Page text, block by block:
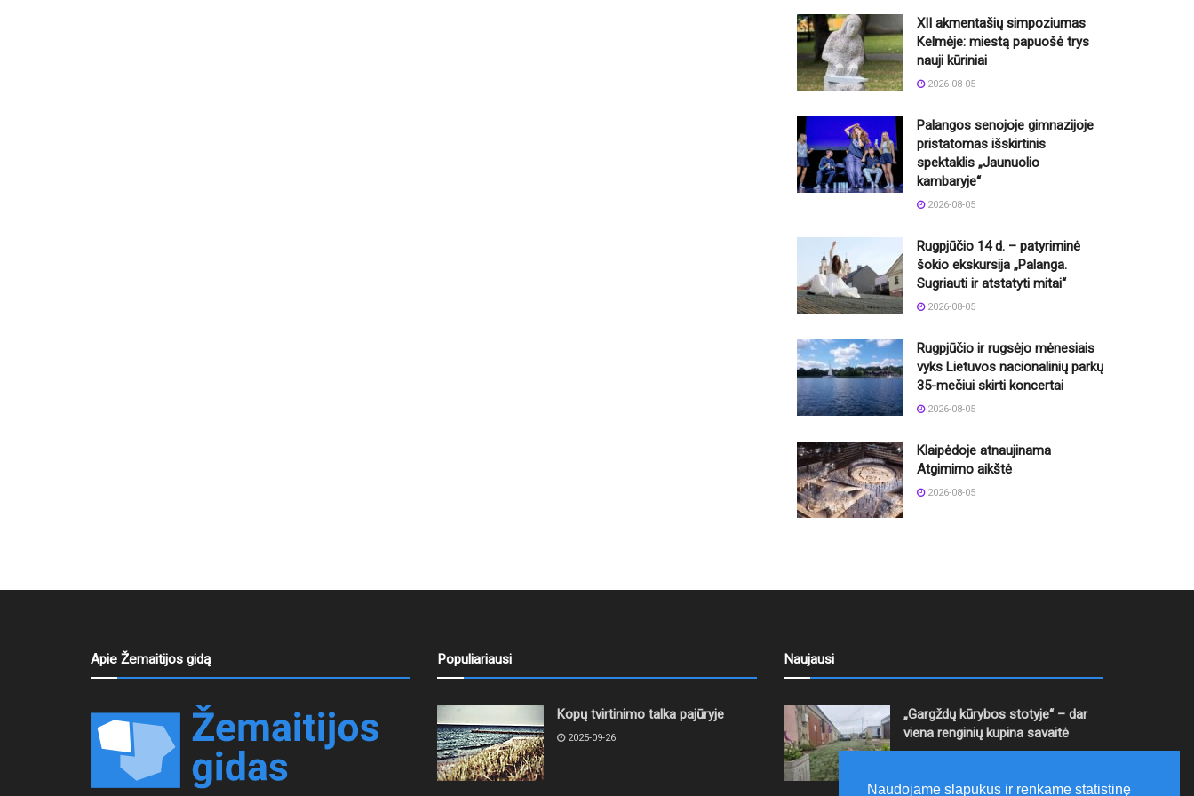
XII akmentašių simpoziumas
Kelmėje: miestą papuošė trys
nauji kūriniai
2026-08-05
Palangos senojoje gimnazijoje
pristatomas išskirtinis
spektaklis „Jaunuolio
kambaryje“
2026-08-05
Rugpjūčio 14 d. – patyriminė
šokio ekskursija „Palanga.
Sugriauti ir atstatyti mitai“
2026-08-05
Rugpjūčio ir rugsėjo mėnesiais
vyks Lietuvos nacionalinių parkų
35-mečiui skirti koncertai
2026-08-05
Klaipėdoje atnaujinama
Atgimimo aikštė
2026-08-05
Apie Žemaitijos gidą Populiariausi
Kopų tvirtinimo talka pajūryje
2025-09-26
Naujausi
„Gargždų kūrybos stotyje“ – dar
viena renginių kupina savaitė
Naudojame slapukus ir renkame statistinę